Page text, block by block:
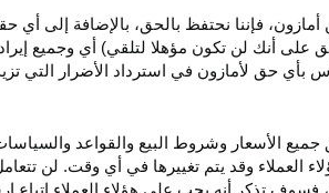
فإننا نحتفظ بالحق، بالإضافة إلى أي
على أنك لن تكون مؤهلا لتلقي) أي وجميع
بأي حق لأمازون في استرداد الأضرار التي
الأسعار وشروط البيع والقواعد
العملاء وقد يتم تغييرها في أي وقت. لن